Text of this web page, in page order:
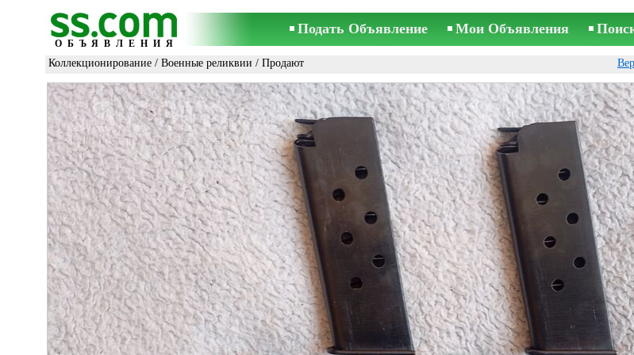
ОБЪЯВЛЕНИЯ
Подать Объявление Мои Объявления
Коллекционирование / Военные реликвии / Продают